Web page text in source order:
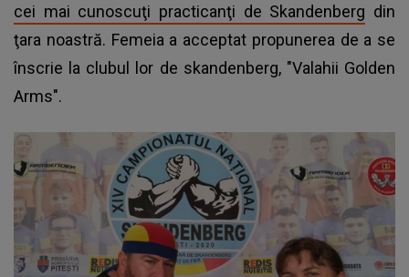
cei mai cunoscuţi practicanţi de Skandenberg din
ţara noastră. Femeia a acceptat propunerea de a se
înscrie la clubul lor de skandenberg, "Valahii Golden
Arms".